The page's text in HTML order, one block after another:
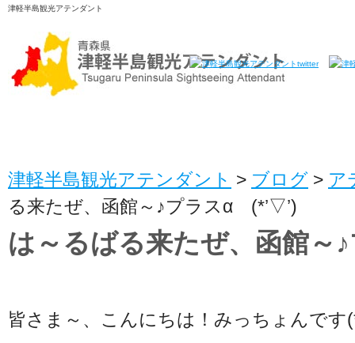
津軽半島観光アテンダント
津軽半島観光アテンダント > ブログ > ア
る来たぜ、函館～♪プラスα (*’▽’)
は～るばる来たぜ、函館
皆さま～、こんにちは！みっちょんです